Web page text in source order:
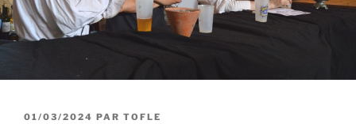
PUBLIÉ
01/03/2024 PAR TOFLE